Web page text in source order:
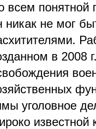
всем
никак не мог
в 2008
уголовное
известной